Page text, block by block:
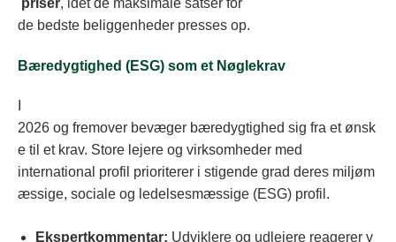
priser, idet de maksimale satser for
de bedste beliggenheder presses op.
Bæredygtighed (ESG) som et Nøglekrav
2026 og fremover bevæger bæredygtighed sig fra et ønsk
e til et krav. Store lejere og virksomheder med
international profil prioriterer i stigende grad deres miljøm
æssige, sociale og ledelsesmæssige (ESG) profil.
Ekspertkommentar: Udviklere og udlejere reagerer v